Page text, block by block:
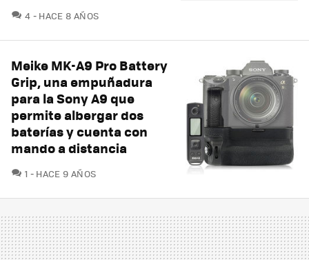
4 COMENTARIOS
HACE 8 AÑOS
Meike MK-A9 Pro Battery
Grip, una empuñadura
para la Sony A9 que
permite albergar dos
baterías y cuenta con
mando a distancia
1 COMENTARIOS
HACE 9 AÑOS